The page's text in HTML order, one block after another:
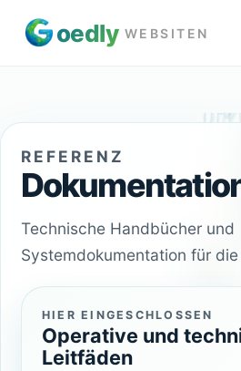
oedly WEBSITEN
REFERENZ
Technische Handbücher und
Systemdokumentation für
HIER EINGESCHLOSSEN
Operative und
Leitfäden